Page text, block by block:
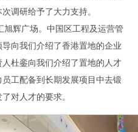
调研给予了大力支持。
旭辉广场。中国区工程及运营管
向我们介绍了香港置地的企业
杜銮向我们介绍了置地的人才
工配备到长期发展项目中去锻
对人才的要求。